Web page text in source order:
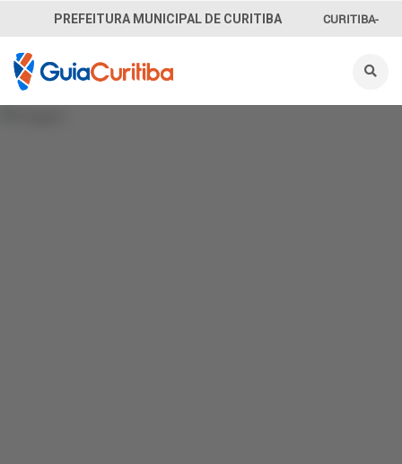
PREFEITURA MUNICIPAL DE CURITIBA CURITIBA-